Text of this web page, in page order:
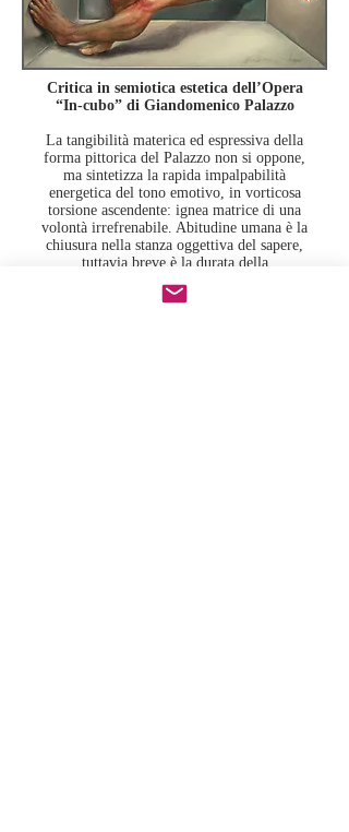
Critica in semiotica estetica dell’Opera
“In-cubo” di Giandomenico Palazzo
La tangibilità materica ed espressiva della
forma pittorica del Palazzo non si oppone,
ma sintetizza la rapida impalpabilità
energetica del tono emotivo, in vorticosa
torsione ascendente: ignea matrice di una
volontà irrefrenabile. Abitudine umana è la
chiusura nella stanza oggettiva del sapere,
tuttavia breve è la durata della
confortevolezza delle certezze, poiché troppo
presto si mutano in cieche prigionie